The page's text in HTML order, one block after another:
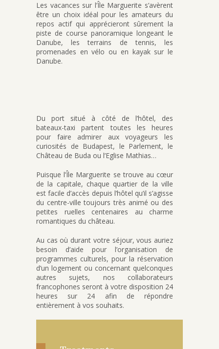
Les vacances sur l’Île Marguerite s’avèrent
être un choix idéal pour les amateurs du
repos actif qui apprécieront sûrement la
piste de course panoramique longeant le
Danube, les terrains de tennis, les
promenades en vélo ou en kayak sur le
Danube.
Du port situé à côté de l’hôtel, des
bateaux-taxi partent toutes les heures
pour faire admirer aux voyageurs les
curiosités de Budapest, le Parlement, le
Château de Buda ou l’Eglise Mathias…
Puisque l’Île Marguerite se trouve au cœur
de la capitale, chaque quartier de la ville
est facile d’accès depuis l’hôtel qu’il s’agisse
du centre-ville toujours très animé ou des
petites ruelles centenaires au charme
romantiques du château.
Au cas où durant votre séjour, vous auriez
besoin d’aide pour l’organisation de
programmes culturels, pour la réservation
d’un logement ou concernant quelconques
autres sujets, nos collaborateurs
francophones seront à votre disposition 24
heures sur 24 afin de répondre
entièrement à vos souhaits.